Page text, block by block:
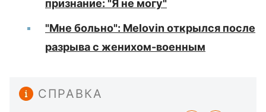
признание: "Я не могу"
"Мне больно": Melovin открылся после
разрыва с женихом-военным
СПРАВКА